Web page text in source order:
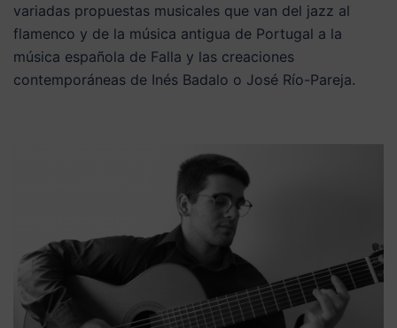
variadas propuestas musicales que van del jazz al
flamenco y de la música antigua de Portugal a la
música española de Falla y las creaciones
contemporáneas de Inés Badalo o José Río-Pareja.